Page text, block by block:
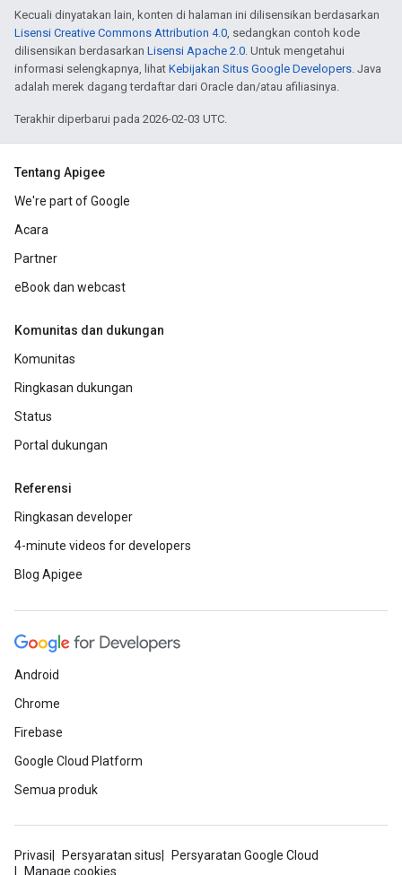
Kecuali dinyatakan lain, konten di halaman ini dilisensikan berdasarkan
Lisensi Creative Commons Attribution 4.0, sedangkan contoh kode
dilisensikan berdasarkan Lisensi Apache 2.0. Untuk mengetahui
informasi selengkapnya, lihat Kebijakan Situs Google Developers. Java
adalah merek dagang terdaftar dari Oracle dan/atau afiliasinya.
Terakhir diperbarui pada 2026-02-03 UTC.
Tentang Apigee
We're part of Google
Acara
Partner
eBook dan webcast
Komunitas dan dukungan
Komunitas
Ringkasan dukungan
Status
Portal dukungan
Referensi
Ringkasan developer
4-minute videos for developers
Blog Apigee
Android
Chrome
Firebase
Google Cloud Platform
Semua produk
Privasi Persyaratan situs
Persyaratan Google Cloud
Manage cookies